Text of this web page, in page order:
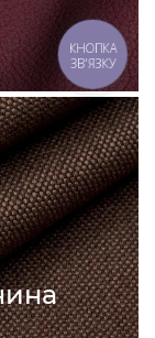
КНОПКА
ЗВ'ЯЗКУ